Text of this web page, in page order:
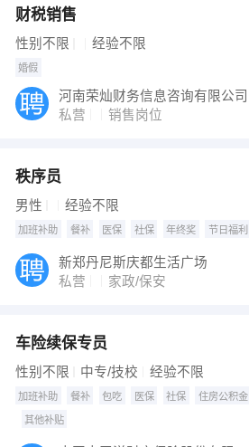
财税销售
性别不限 经验不限
婚假
河南荣灿财务信息咨询有限公司
私营
销售岗位
秩序员
男性 经验不限
加班补助 餐补 医保 社保 年终奖 节日福利
新郑丹尼斯庆都生活广场
私营
家政/保安
车险续保专员
性别不限 中专/技校 经验不限
加班补助 餐补 包吃 医保 社保 住房公积金
其他补贴